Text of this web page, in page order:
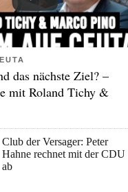
das nächste Ziel? –
mit Roland Tichy &
Club der Versager: Peter
Hahne rechnet mit der CDU
ab